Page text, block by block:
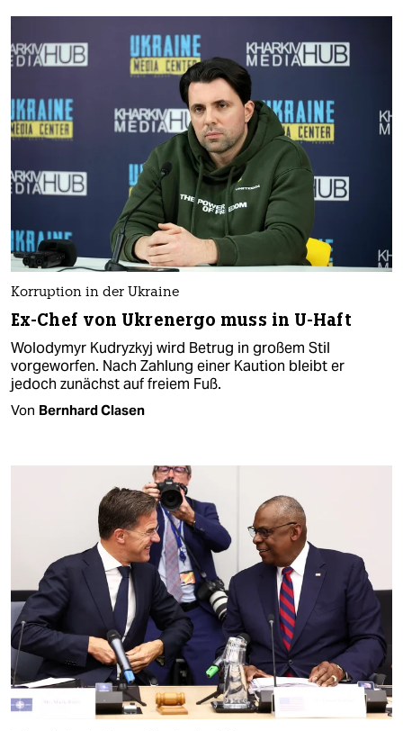
Korruption in der Ukraine
Ex-Chef von Ukrenergo muss in U-Haft
Wolodymyr Kudryzkyj wird Betrug in großem Stil
vorgeworfen. Nach Zahlung einer Kaution bleibt er
jedoch zunächst auf freiem Fuß.
Von Bernhard Clasen